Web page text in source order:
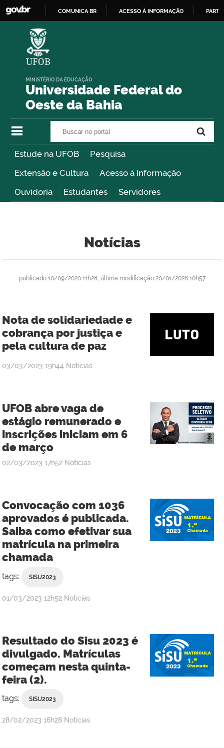
COMUNICA BR ACESSO À INFORMAÇÃO
Universidade Federal do
Oeste da Bahia
MINISTÉRIO DA EDUCAÇÃO
Estude na UFOB
Pesquisa
Extensão e Cultura
Acesso à Informação
Ouvidoria
Estudantes Servidores
Notícias
publicado10/09/2020 11h28, última modificação20/01/2026 10h57
Nota de solidariedade e
cobrança por justiça e
pela cultura de paz
publicado
03/03/2023 19h44 Notícias
UFOB abre vaga de
estágio remunerado e
inscrições iniciam em 6
de março
publicado
02/03/2023 17h52 Notícias
Convocação com 1036
aprovados é publicada.
Saiba como efetivar sua
matrícula na primeira
chamada
tags: SISU2023
publicado
01/03/2023 12h52 Notícias
Resultado do Sisu 2023 é
divulgado. Matrículas
começam nesta quinta-
feira (2).
tags: SISU2023
publicado
28/02/2023 16h28 Notícias